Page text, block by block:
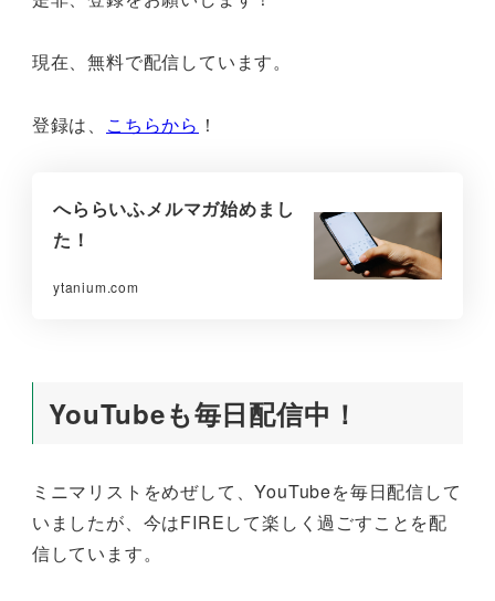
現在、無料で配信しています。
登録は、 こちらから ！
へららいふメルマガ始めまし
た！
ytanium.com
YouTubeも毎日配信中！
ミニマリストをめぜして、YouTubeを毎日配信して
いましたが、今はFIREして楽しく過ごすことを配
信しています。